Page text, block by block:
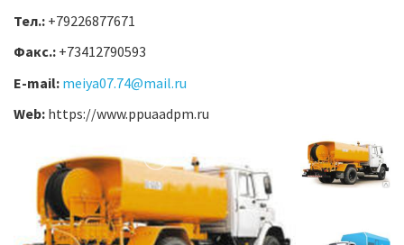
Тел.: +79226877671
Факс.: +73412790593
E-mail: meiya07.74@mail.ru
Web: https://www.ppuaadpm.ru